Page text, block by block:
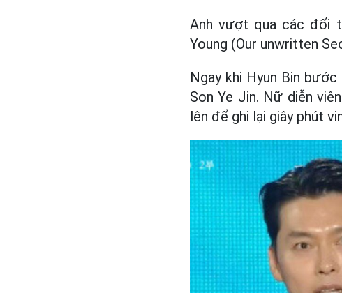
Anh vượt qua các đối
Young (Our unwritten
Ngay khi Hyun Bin
Son Ye Jin. Nữ diễn
lên để ghi lại giây phút